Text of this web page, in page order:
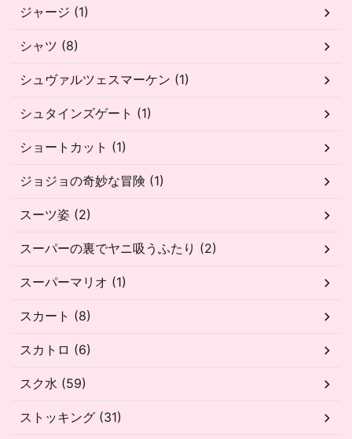
ジャージ (1)
シャツ (8)
シュヴァルツェスマーケン (1)
シュタインズゲート (1)
ショートカット (1)
ジョジョの奇妙な冒険 (1)
スーツ姿 (2)
スーパーの裏でヤニ吸うふたり (2)
スーパーマリオ (1)
スカート (8)
スカトロ (6)
スク水 (59)
ストッキング (31)